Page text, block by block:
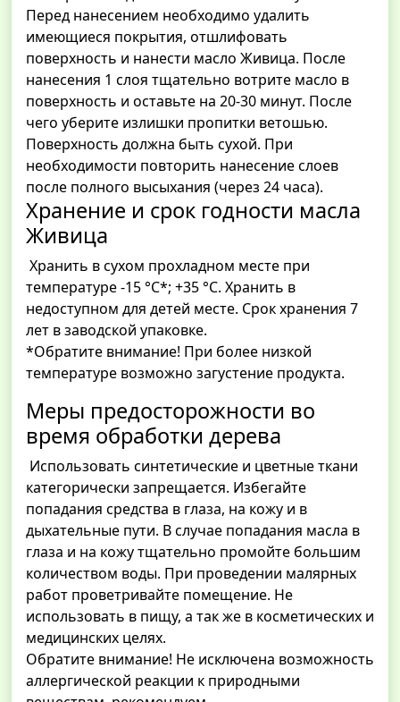
Перед нанесением необходимо удалить
имеющиеся покрытия, отшлифовать
поверхность и нанести масло Живица. После
нанесения 1 слоя тщательно вотрите масло в
поверхность и оставьте на 20-30 минут. После
чего уберите излишки пропитки ветошью.
Поверхность должна быть сухой. При
необходимости повторить нанесение слоев
после полного высыхания (через 24 часа).
Хранение и срок годности масла
Живица
Хранить в сухом прохладном месте при
температуре -15 °C*; +35 °C. Хранить в
недоступном для детей месте. Срок хранения 7
лет в заводской упаковке.
*Обратите внимание! При более низкой
температуре возможно загустение продукта.
Меры предосторожности во
время обработки дерева
Использовать синтетические и цветные ткани
категорически запрещается. Избегайте
попадания средства в глаза, на кожу и в
дыхательные пути. В случае попадания масла в
глаза и на кожу тщательно промойте большим
количеством воды. При проведении малярных
работ проветривайте помещение. Не
использовать в пищу, а так же в косметических и
медицинских целях.
Обратите внимание! Не исключена возможность
аллергической реакции к природными